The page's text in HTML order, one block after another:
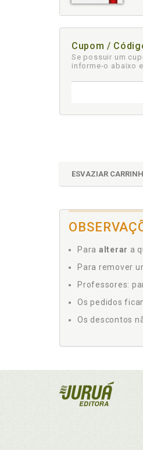
Cupom /
Se possuir um
informe-o abaixo
ESVAZIAR
Para alterar a
Para remover
Professores:
Os pedidos
Os descontos